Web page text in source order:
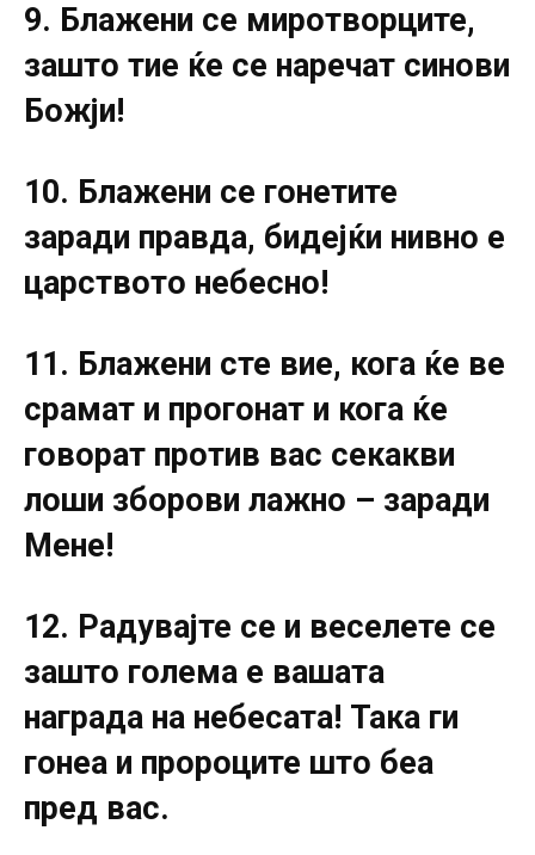
9. Блажени се миротворците,
зашто тие ќе се наречат синови
Божји!
10. Блажени се гонетите
заради правда, бидејќи нивно е
царството небесно!
11. Блажени сте вие, кога ќе ве
срамат и прогонат и кога ќе
говорат против вас секакви
лоши зборови лажно – заради
Мене!
12. Радувајте се и веселете се
зашто голема е вашата
награда на небесата! Така ги
гонеа и пророците што беа
пред вас.